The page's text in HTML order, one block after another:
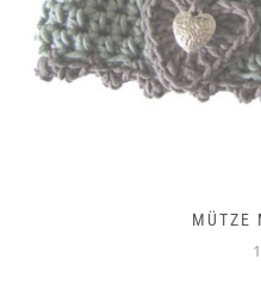
3ER SET